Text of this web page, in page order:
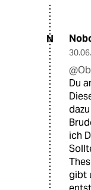
N
Du
ich
gibt